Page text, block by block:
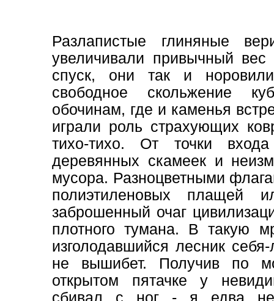
Разлапистые глиняные
увеличивали привычный
спуск, они так и
свободное скольжение
обочинам, где и каменья
играли роль страхующих
тихо-тихо. От точки
деревянных скамеек и
мусора. Разноцветными
полиэтиленовых плащей
заброшенный очаг
плотного тумана. В такую
изголодавшийся лесник
не вышибет. Получив по
открытом пятачке у
сбивал с ног - я едва не